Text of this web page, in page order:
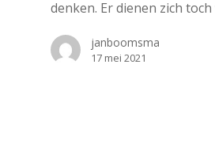
denken. Er dienen zich
janboomsma
17 mei 2021